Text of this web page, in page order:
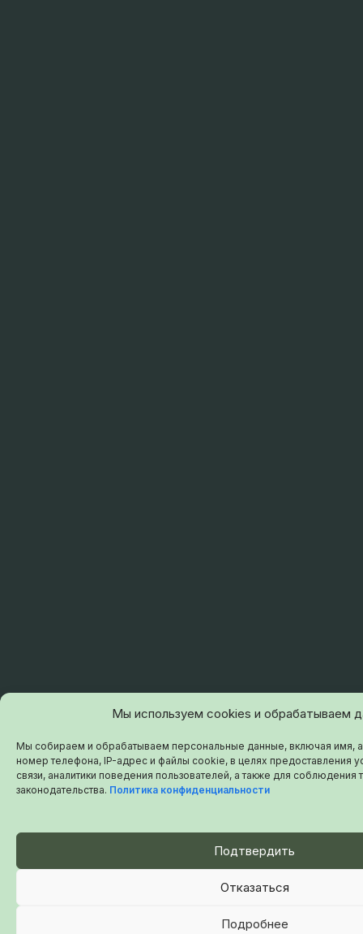
Мы используем cookies и обрабатываем
Мы собираем и обрабатываем персональные данные, включая имя,
номер телефона, IP-адрес и файлы cookie, в целях предоставления
связи, аналитики поведения пользователей, а также для соблюдения
законодательства. Политика конфиденциальности
Подтвердить
Отказаться
Подробнее